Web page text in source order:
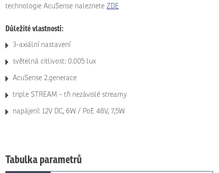
technologie AcuSense nalezneteZDE
Důležité vlastnosti:
3-axiální nastavení
světelná citlivost: 0.005 lux
AcuSense 2.generace
triple STREAM - tři nezávislé streamy
napájení: 12V DC, 6W / PoE 48V, 7,5W
Tabulka parametrů